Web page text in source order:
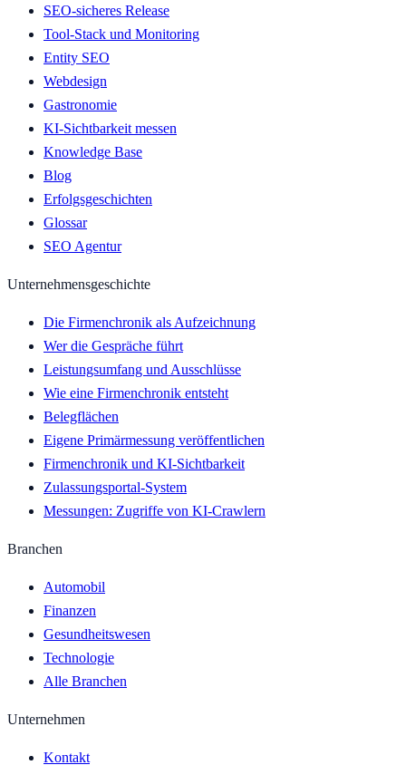
SEO-sicheres Release
Tool-Stack und Monitoring
Entity SEO
Webdesign
Gastronomie
KI-Sichtbarkeit messen
Knowledge Base
Blog
Erfolgsgeschichten
Glossar
SEO Agentur
Unternehmensgeschichte
Die Firmenchronik als Aufzeichnung
Wer die Gespräche führt
Leistungsumfang und Ausschlüsse
Wie eine Firmenchronik entsteht
Belegflächen
Eigene Primärmessung veröffentlichen
Firmenchronik und KI-Sichtbarkeit
Zulassungsportal-System
Messungen: Zugriffe von KI-Crawlern
Branchen
Automobil
Finanzen
Gesundheitswesen
Technologie
Alle Branchen
Unternehmen
Kontakt